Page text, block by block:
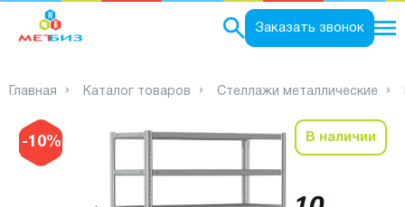
Заказать звонок
Главная Каталог товаров Стеллажи металлические
-10% В наличии